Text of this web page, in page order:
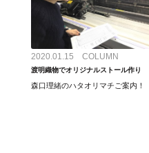
2020.01.15 COLUMN
渡明織物でオリジナルストール作り
森口理緒のハタオリマチご案内！